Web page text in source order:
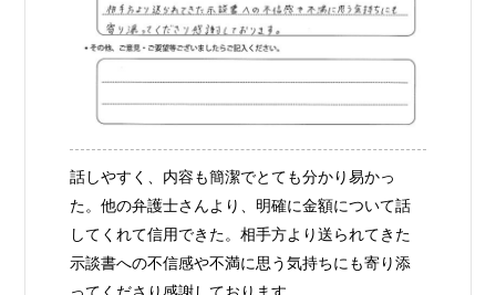
話しやすく、内容も簡潔でとても分かり易かっ
た。他の弁護士さんより、明確に金額について話
してくれて信用できた。相手方より送られてきた
示談書への不信感や不満に思う気持ちにも寄り添
ってくださり感謝しております。